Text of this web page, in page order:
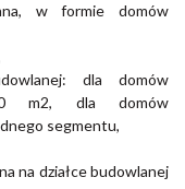
w formie domów
dla domów
m2, dla domów
segmentu,
na działce budowlanej